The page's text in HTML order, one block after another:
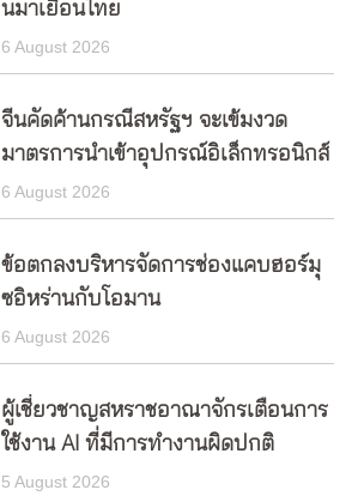
นมาเยือนไทย
6 August 2026
จีนคัดค้านกรณีสหรัฐฯ จะเข้มงวด
มาตรการนำเข้าอุปกรณ์อิเล็กทรอนิกส์
6 August 2026
ข้อตกลงบริหารจัดการช่องแคบฮอร์มุ
ซอิหร่านกับโอมาน
6 August 2026
ผู้เชี่ยวชาญสหราชอาณาจักรเตือนการ
ใช้งาน AI ที่มีการทำงานผิดปกติ
5 August 2026